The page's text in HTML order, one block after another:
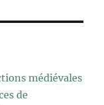
médiévales
de